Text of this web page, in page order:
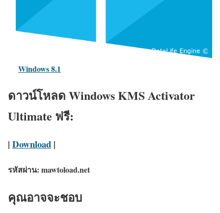
Windows 8.1
ดาวน์โหลด Windows KMS Activator
Ultimate ฟรี:
| Download |
รหัสผ่าน: mawtoload.net
คุณอาจจะชอบ